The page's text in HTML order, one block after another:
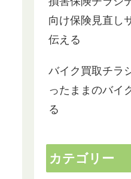
向け保険見直し
伝える
バイク買取チラ
ったままのバイ
る
カテゴリー